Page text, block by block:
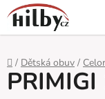
Přejít
na
obsah
Domů
/ Dětská obuv /